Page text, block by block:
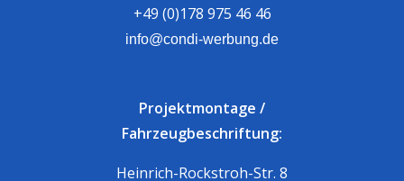
+49 (0)178 975 46 46
info@condi-werbung.de
Projektmontage /
Fahrzeugbeschriftung:
Heinrich-Rockstroh-Str. 8